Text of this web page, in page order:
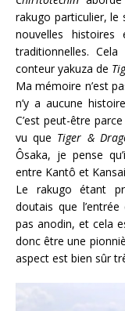
rakugo particulier, le
nouvelles
traditionnelles.
conteur yakuza de
Ma mémoire n’est
n’y a aucune
C’est peut-être
vu que Tiger &
Ôsaka, je pense
entre Kantô et
Le rakugo étant
doutais que
pas anodin, et cela
donc être une
aspect est bien sûr